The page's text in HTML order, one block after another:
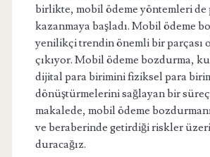
birlikte, mobil ödeme yöntemleri
kazanmaya başladı. Mobil ödeme
yenilikçi trendin önemli bir parçası
çıkıyor. Mobil ödeme bozdurma,
dijital para birimini fiziksel para
dönüştürmelerini sağlayan bir
makalede, mobil ödeme
ve beraberinde getirdiği riskler
duracağız.